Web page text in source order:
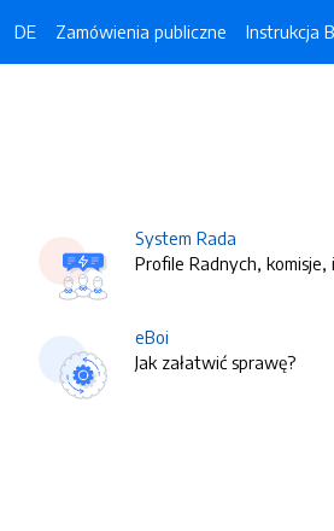
DE Zamówienia publiczne Instrukcja
System Rada
Profile Radnych,
eBoi
Jak załatwić sprawę?